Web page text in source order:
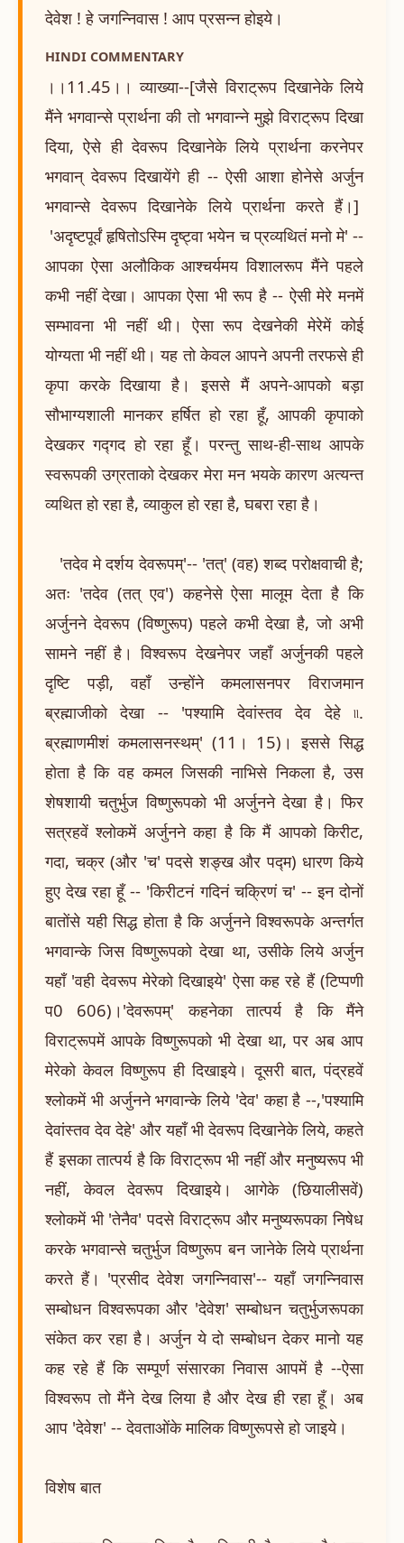
देवेश ! हे जगन्निवास ! आप प्रसन्न होइये।
HINDI COMMENTARY
।।11.45।। व्याख्या--[जैसे विराट्रूप दिखानेके लिये
मैंने भगवान्से प्रार्थना की तो भगवान्ने मुझे विराट्रूप दिखा
दिया, ऐसे ही देवरूप दिखानेके लिये प्रार्थना करनेपर
भगवान् देवरूप दिखायेंगे ही -- ऐसी आशा होनेसे अर्जुन
भगवान्से देवरूप दिखानेके लिये प्रार्थना करते हैं।]
'अदृष्टपूर्वं हृषितोऽस्मि दृष्ट्वा भयेन च प्रव्यथितं मनो मे' --
आपका ऐसा अलौकिक आश्चर्यमय विशालरूप मैंने पहले
कभी नहीं देखा। आपका ऐसा भी रूप है -- ऐसी मेरे मनमें
सम्भावना भी नहीं थी। ऐसा रूप देखनेकी मेरेमें कोई
योग्यता भी नहीं थी। यह तो केवल आपने अपनी तरफसे ही
कृपा करके दिखाया है। इससे मैं अपने-आपको बड़ा
सौभाग्यशाली मानकर हर्षित हो रहा हूँ, आपकी कृपाको
देखकर गद्गद हो रहा हूँ। परन्तु साथ-ही-साथ आपके
स्वरूपकी उग्रताको देखकर मेरा मन भयके कारण अत्यन्त
व्यथित हो रहा है, व्याकुल हो रहा है, घबरा रहा है।
'तदेव मे दर्शय देवरूपम्'-- 'तत्' (वह) शब्द परोक्षवाची है;
अतः 'तदेव (तत् एव') कहनेसे ऐसा मालूम देता है कि
अर्जुनने देवरूप (विष्णुरूप) पहले कभी देखा है, जो अभी
सामने नहीं है। विश्वरूप देखनेपर जहाँ अर्जुनकी पहले
दृष्टि पड़ी, वहाँ उन्होंने कमलासनपर विराजमान
ब्रह्माजीको देखा -- 'पश्यामि देवांस्तव देव देहे ৷৷.
ब्रह्माणमीशं कमलासनस्थम्' (11। 15)। इससे सिद्ध
होता है कि वह कमल जिसकी नाभिसे निकला है, उस
शेषशायी चतुर्भुज विष्णुरूपको भी अर्जुनने देखा है। फिर
सत्रहवें श्लोकमें अर्जुनने कहा है कि मैं आपको किरीट,
गदा, चक्र (और 'च' पदसे शङ्ख और पद्म) धारण किये
हुए देख रहा हूँ -- 'किरीटनं गदिनं चक्रिणं च' -- इन दोनों
बातोंसे यही सिद्ध होता है कि अर्जुनने विश्वरूपके अन्तर्गत
भगवान्के जिस विष्णुरूपको देखा था, उसीके लिये अर्जुन
यहाँ 'वही देवरूप मेरेको दिखाइये' ऐसा कह रहे हैं (टिप्पणी
प0 606)।'देवरूपम्' कहनेका तात्पर्य है कि मैंने
विराट्रूपमें आपके विष्णुरूपको भी देखा था, पर अब आप
मेरेको केवल विष्णुरूप ही दिखाइये। दूसरी बात, पंद्रहवें
श्लोकमें भी अर्जुनने भगवान्के लिये 'देव' कहा है --,'पश्यामि
देवांस्तव देव देहे' और यहाँ भी देवरूप दिखानेके लिये, कहते
हैं इसका तात्पर्य है कि विराट्रूप भी नहीं और मनुष्यरूप भी
नहीं, केवल देवरूप दिखाइये। आगेके (छियालीसवें)
श्लोकमें भी 'तेनैव' पदसे विराट्रूप और मनुष्यरूपका निषेध
करके भगवान्से चतुर्भुज विष्णुरूप बन जानेके लिये प्रार्थना
करते हैं। 'प्रसीद देवेश जगन्निवास'-- यहाँ जगन्निवास
सम्बोधन विश्वरूपका और 'देवेश' सम्बोधन चतुर्भुजरूपका
संकेत कर रहा है। अर्जुन ये दो सम्बोधन देकर मानो यह
कह रहे हैं कि सम्पूर्ण संसारका निवास आपमें है --ऐसा
विश्वरूप तो मैंने देख लिया है और देख ही रहा हूँ। अब
आप 'देवेश' -- देवताओंके मालिक विष्णुरूपसे हो जाइये।
विशेष बात